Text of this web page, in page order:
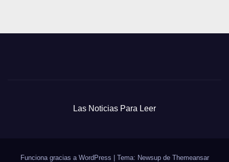
Las Noticias Para Leer
Funciona gracias a WordPress | Tema: Newsup de Themeansar